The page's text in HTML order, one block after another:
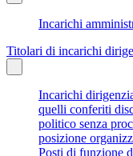
Incarichi
Titolari di incarichi
Incarichi
quelli conferiti
politico senza
posizione
Posti di funzione